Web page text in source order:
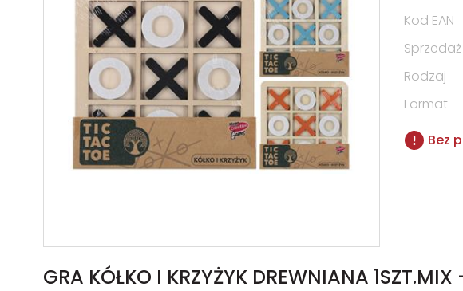
Kod EAN
Rodzaj
Format
Bez
GRA KÓŁKO I KRZYŻYK DREWNIANA 1SZT.MIX